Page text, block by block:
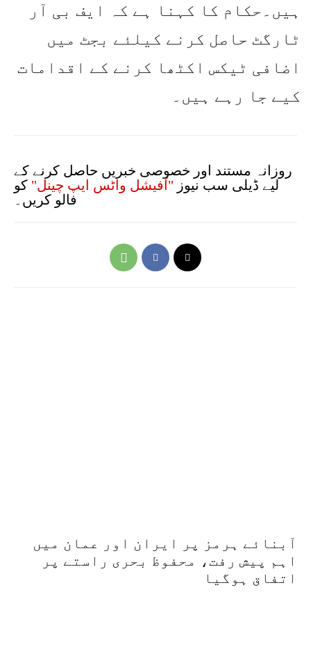
ہیں۔حکام کا کہنا ہے کہ ایف بی آر
ٹارگٹ حاصل کرنے کیلئے بجٹ میں
اضافی ٹیکس اکٹھا کرنے کے اقدامات
کیے جا رہے ہیں۔
روزانہ مستند اور خصوصی خبریں حاصل کرنے کے
لیے ڈیلی سب نیوز "آفیشل واٹس ایپ چینل" کو
فالو کریں۔
آبنائے ہرمز پر ایران اور عمان میں
اہم پیش رفت، محفوظ بحری راستے پر
اتفاق ہوگیا